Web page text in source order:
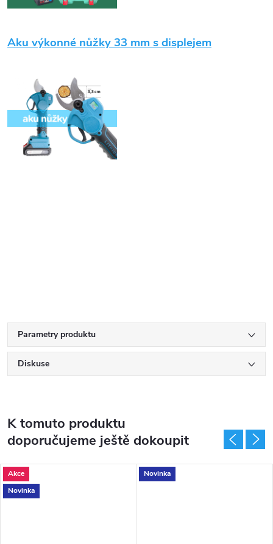
Aku výkonné nůžky 33 mm s displejem
Parametry produktu
Diskuse
K tomuto produktu
doporučujeme ještě dokoupit
Akce
Novinka
Novinka